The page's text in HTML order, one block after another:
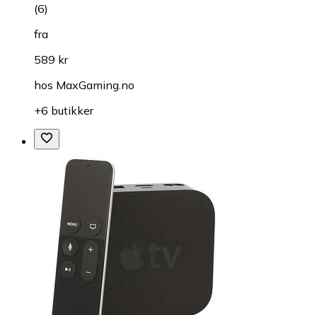
(6)
fra
589 kr
hos MaxGaming.no
+6 butikker